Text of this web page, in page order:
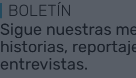
BOLETÍN
Sigue nuestras
historias,
entrevistas.